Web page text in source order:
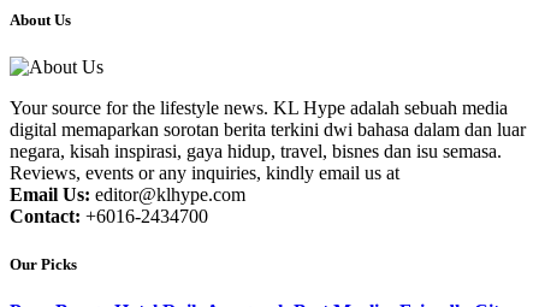
About Us
Your source for the lifestyle news. KL Hype adalah sebuah media
digital memaparkan sorotan berita terkini dwi bahasa dalam dan luar
negara, kisah inspirasi, gaya hidup, travel, bisnes dan isu semasa.
Reviews, events or any inquiries, kindly email us at
Email Us: editor@klhype.com
Contact: +6016-2434700
Our Picks